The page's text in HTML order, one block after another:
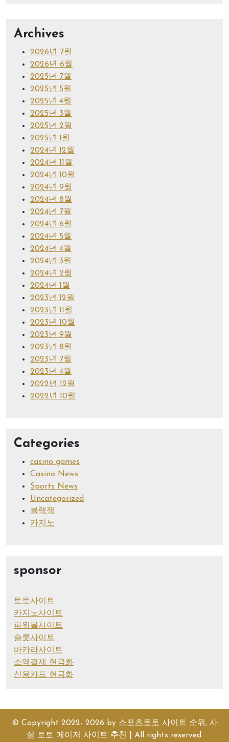
Archives
2026년 7월
2026년 6월
2025년 7월
2025년 5월
2025년 4월
2025년 3월
2025년 2월
2025년 1월
2024년 12월
2024년 11월
2024년 10월
2024년 9월
2024년 8월
2024년 7월
2024년 6월
2024년 5월
2024년 4월
2024년 3월
2024년 2월
2024년 1월
2023년 12월
2023년 11월
2023년 10월
2023년 9월
2023년 8월
2023년 7월
2023년 4월
2022년 12월
2022년 10월
Categories
casino games
Casino News
Sports News
Uncategorized
블랙잭
카지노
sponsor
토토사이트
카지노사이트
파워볼사이트
슬롯사이트
바카라사이트
소액결제 현금화
신용카드 현금화
© Copyright 2022- 2026 by 스포츠토토 사이트 순위, 사
설 토토 메이저 사이트 추천 | All rights reserved.